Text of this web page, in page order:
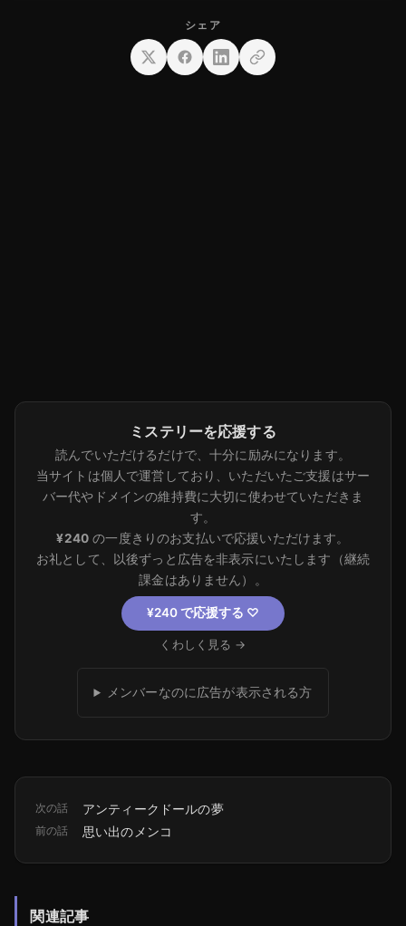
ミステリーを応援する
読んでいただけるだけで、十分に励みになります。
当サイトは個人で運営しており、いただいたご支援はサー
バー代やドメインの維持費に大切に使わせていただきま
す。
¥240 の一度きりのお支払いで応援いただけます。
お礼として、以後ずっと広告を非表示にいたします（継続
課金はありません）。
¥240 で応援する ♡
くわしく見る →
メンバーなのに広告が表示される方
次の話 アンティークドールの夢
前の話 思い出のメンコ
関連記事